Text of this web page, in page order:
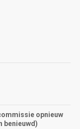
opnieuw
benieuwd)